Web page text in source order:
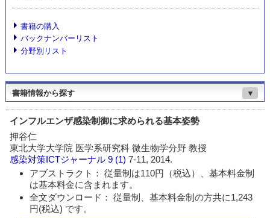
書籍の購入
バックナンバーリスト
分野別リスト
書籍情報から探す ▼
インフルエンザ感染制御に求められる基本姿勢
押谷仁
東北大学大学院 医学系研究科 微生物学分野 教授
感染対策ICTジャーナル 9 (1)7-11, 2014.
アブストラクト： 従量制は110円（税込）、基本料金制
は基本料金に含まれます。
全文ダウンロード： 従量制、基本料金制の方共に1,243
円(税込) です。